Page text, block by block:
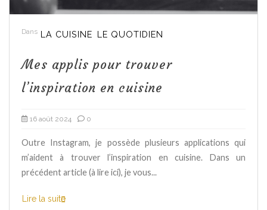
Dans LA CUISINE LE QUOTIDIEN
Mes applis pour trouver
l’inspiration en cuisine
16 août 2024 0
Outre Instagram, je possède plusieurs applications qui
m’aident à trouver l’inspiration en cuisine. Dans un
précédent article (à lire ici), je vous...
Lire la suite